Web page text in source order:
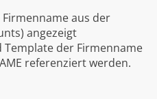
aus der
angezeigt
Template der Firmenname
referenziert werden.